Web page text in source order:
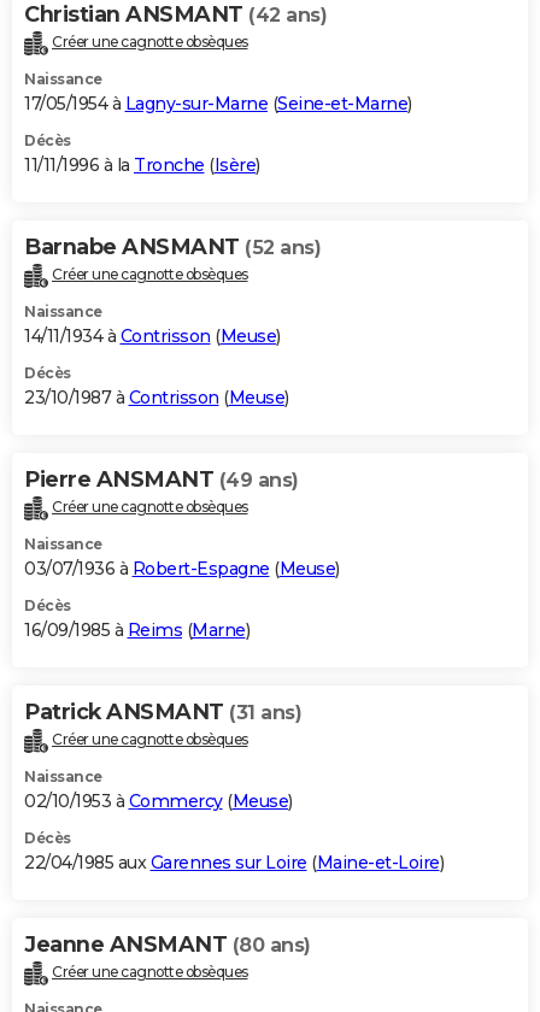
Christian ANSMANT (42 ans)
Créer une cagnotte obsèques
Naissance
17/05/1954 à Lagny-sur-Marne (Seine-et-Marne)
Décès
11/11/1996 à la Tronche (Isère)
Barnabe ANSMANT (52 ans)
Créer une cagnotte obsèques
Naissance
14/11/1934 à Contrisson (Meuse)
Décès
23/10/1987 à Contrisson (Meuse)
Pierre ANSMANT (49 ans)
Créer une cagnotte obsèques
Naissance
03/07/1936 à Robert-Espagne (Meuse)
Décès
16/09/1985 à Reims (Marne)
Patrick ANSMANT (31 ans)
Créer une cagnotte obsèques
Naissance
02/10/1953 à Commercy(Meuse)
Décès
22/04/1985 auxGarennes sur Loire (Maine-et-Loire)
Jeanne ANSMANT (80 ans)
Créer une cagnotte obsèques